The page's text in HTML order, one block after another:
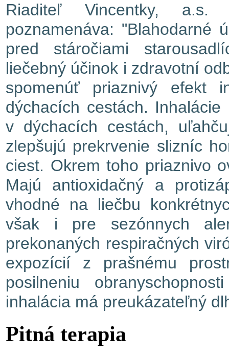
Riaditeľ Vincentky,
poznamenáva: "Blahodarné
pred stáročiami
liečebný účinok i zdravotní
spomenúť priaznivý efekt
dýchacích cestách.
v dýchacích cestách,
zlepšujú prekrvenie slizníc
ciest. Okrem toho priaznivo
Majú antioxidačný a
vhodné na liečbu
však i pre sezónnych
prekonaných respiračných
expozícií z prašnému
posilneniu
inhalácia má preukázateľný
Pitná terapia